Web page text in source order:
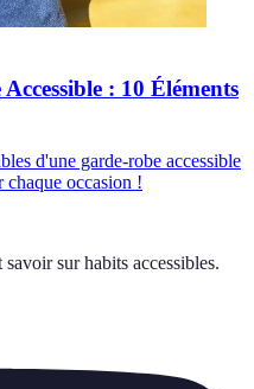
: 10 Éléments
d'une garde-robe accessible
occasion !
savoir sur habits accessibles.